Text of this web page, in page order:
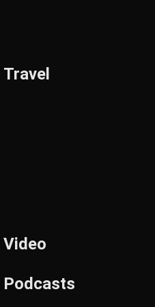
Travel
Video
Podcasts